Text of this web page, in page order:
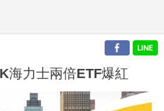
海力士兩倍ETF爆紅